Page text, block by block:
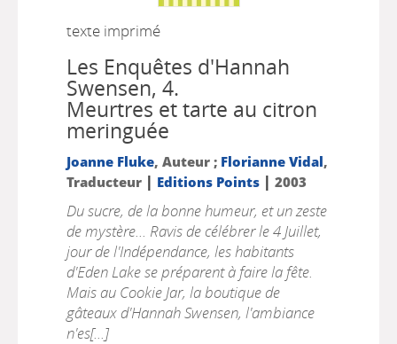
texte imprimé
Les Enquêtes d'Hannah
Swensen, 4.
Meurtres et tarte au citron
meringuée
Joanne Fluke, Auteur ; Florianne Vidal,
Traducteur | Editions Points| 2003
Du sucre, de la bonne humeur, et un zeste
de mystère... Ravis de célébrer le 4 Juillet,
jour de l'Indépendance, les habitants
d'Eden Lake se préparent à faire la fête.
Mais au Cookie Jar, la boutique de
gâteaux d'Hannah Swensen, l'ambiance
n'es[...]